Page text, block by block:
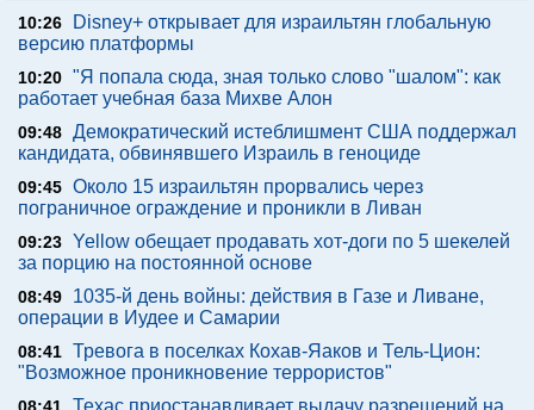
10:26
Disney+ открывает для израильтян глобальную
версию платформы
10:20 "Я попала сюда, зная только слово "шалом": как
работает учебная база Михве Алон
09:48 Демократический истеблишмент США поддержал
кандидата, обвинявшего Израиль в геноциде
09:45 Около 15 израильтян прорвались через
пограничное ограждение и проникли в Ливан
09:23 Yellow обещает продавать хот-доги по 5 шекелей
за порцию на постоянной основе
08:49
1035-й день войны: действия в Газе и Ливане,
операции в Иудее и Самарии
08:41 Тревога в поселках Кохав-Яаков и Тель-Цион:
"Возможное проникновение террористов"
Техас приостанавливает выдачу разрешений на